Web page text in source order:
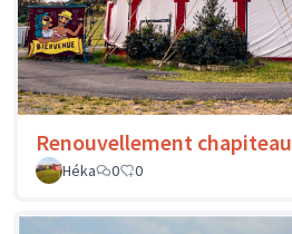
Renouvellement chapiteau
Héka
0 0